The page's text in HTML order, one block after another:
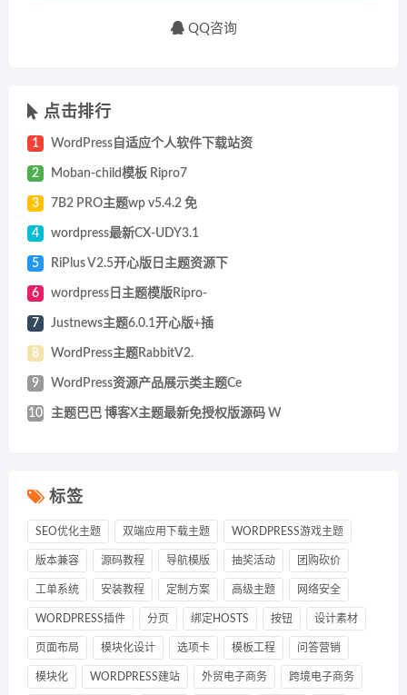
QQ咨询
点击排行
1 WordPress自适应个人软件下载站资
2 Moban-child模板 Ripro7
3 7B2 PRO主题wp v5.4.2 免
4 wordpress最新CX-UDY3.1
5 RiPlus V2.5开心版日主题资源下
6 wordpress日主题模版Ripro-
7 Justnews主题6.0.1开心版+插
8 WordPress主题RabbitV2.
9 WordPress资源产品展示类主题Ce
10 主题巴巴 博客X主题最新免授权版源码 W
标签
SEO优化主题 双端应用下载主题 WORDPRESS游戏主题
版本兼容 源码教程 导航模版 抽奖活动 团购砍价
工单系统 安装教程 定制方案 高级主题 网络安全
WORDPRESS插件 分页 绑定HOSTS 按钮 设计素材
页面布局 模块化设计 选项卡 模板工程 问答营销
模块化 WORDPRESS建站 外贸电子商务 跨境电子商务